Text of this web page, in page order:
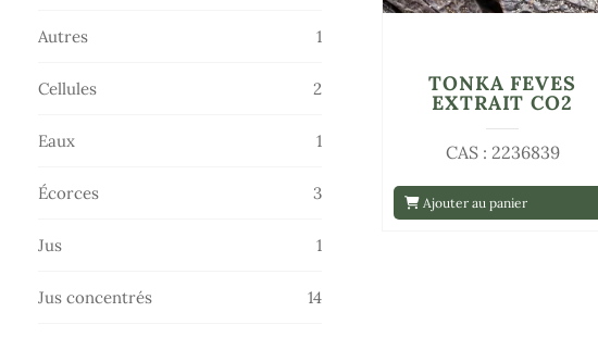
produits
Autres
1
Cellules
2
Eaux
1
Écorces
33
Jus
1
Jus concentrés
1414
Ajouter au panier
CAS : 2236839
TONKA FEVES
EXTRAIT CO2